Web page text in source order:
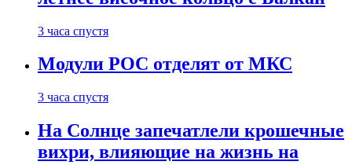
3 часа спустя
Модули РОС отделят от МКС
3 часа спустя
На Солнце запечатлели крошечные
вихри, влияющие на жизнь на